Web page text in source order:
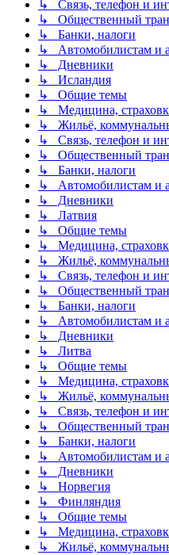
↳ Связь, телефон и
↳ Общественный
↳ Банки, налоги
↳ Автомобилистам и
↳ Дневники
↳ Исландия
↳ Общие темы
↳ Медицина,
↳ Жильё,
↳ Связь, телефон и
↳ Общественный
↳ Банки, налоги
↳ Автомобилистам и
↳ Дневники
↳ Латвия
↳ Общие темы
↳ Медицина,
↳ Жильё,
↳ Связь, телефон и
↳ Общественный
↳ Банки, налоги
↳ Автомобилистам и
↳ Дневники
↳ Литва
↳ Общие темы
↳ Медицина,
↳ Жильё,
↳ Связь, телефон и
↳ Общественный
↳ Банки, налоги
↳ Автомобилистам и
↳ Дневники
↳ Норвегия
↳ Финляндия
↳ Общие темы
↳ Медицина,
↳ Жильё,